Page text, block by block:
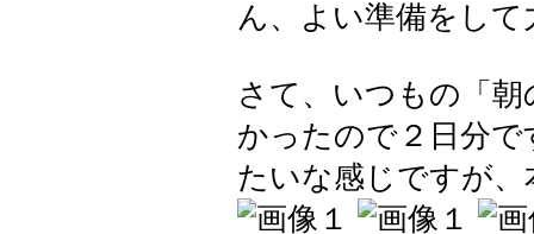
ん、よい準備をし
さて、いつもの「
かったので２日分
たいな感じですが